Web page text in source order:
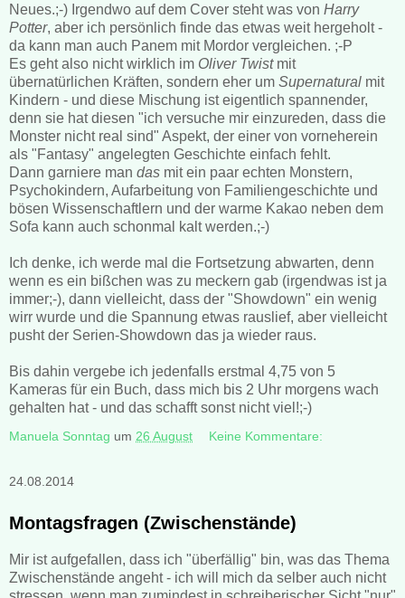
Neues.;-) Irgendwo auf dem Cover steht was von Harry
Potter, aber ich persönlich finde das etwas weit hergeholt -
da kann man auch Panem mit Mordor vergleichen. ;-P
Es geht also nicht wirklich im Oliver Twistmit
übernatürlichen Kräften, sondern eher um Supernatural mit
Kindern - und diese Mischung ist eigentlich spannender,
denn sie hat diesen "ich versuche mir einzureden, dass die
Monster nicht real sind" Aspekt, der einer von vorneherein
als "Fantasy" angelegten Geschichte einfach fehlt.
Dann garniere man das mit ein paar echten Monstern,
Psychokindern, Aufarbeitung von Familiengeschichte und
bösen Wissenschaftlern und der warme Kakao neben dem
Sofa kann auch schonmal kalt werden.;-)
Ich denke, ich werde mal die Fortsetzung abwarten, denn
wenn es ein bißchen was zu meckern gab (irgendwas ist ja
immer;-), dann vielleicht, dass der "Showdown" ein wenig
wirr wurde und die Spannung etwas rauslief, aber vielleicht
pusht der Serien-Showdown das ja wieder raus.
Bis dahin vergebe ich jedenfalls erstmal 4,75 von 5
Kameras für ein Buch, dass mich bis 2 Uhr morgens wach
gehalten hat - und das schafft sonst nicht viel!;-)
Manuela Sonntag um 26 August Keine Kommentare:
24.08.2014
Montagsfragen (Zwischenstände)
Mir ist aufgefallen, dass ich "überfällig" bin, was das Thema
Zwischenstände angeht - ich will mich da selber auch nicht